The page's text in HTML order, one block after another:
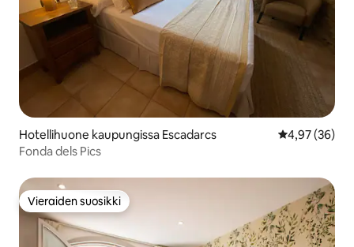
Hotellihuone kaupungissa Escadarcs
4,97 (36)
Fonda dels Pics
Vieraiden suosikki
Vieraiden suosikki